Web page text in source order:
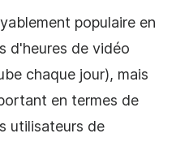
populaire en
d'heures de vidéo
chaque jour), mais
en termes de
utilisateurs de